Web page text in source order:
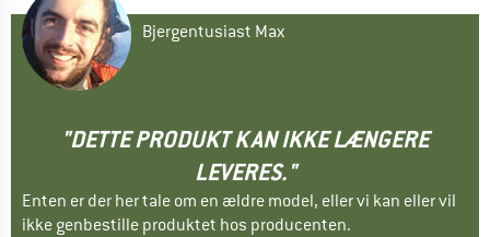
Bjergentusiast Max
"DETTE PRODUKT KAN IKKE LÆNGERE
LEVERES."
Enten er der her tale om en ældre model, eller vi kan eller vil
ikke genbestille produktet hos producenten.